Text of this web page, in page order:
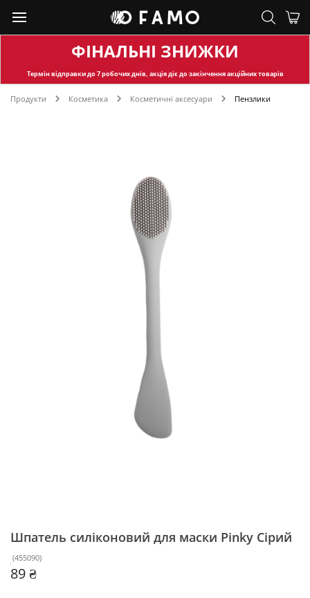
ФІНАЛЬНІ ЗНИЖКИ
Термін відправкидо 7 робочих днів, акція діє до закінчення акційних товарів
Продукти Косметика Косметичні аксесуари Пензлики
Шпатель силіконовий для маски Pinky Сірий
(455090)
89 ₴